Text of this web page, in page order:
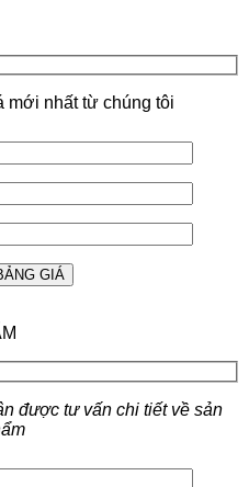
mới nhất từ chúng tôi
được tư vấn chi tiết về sản